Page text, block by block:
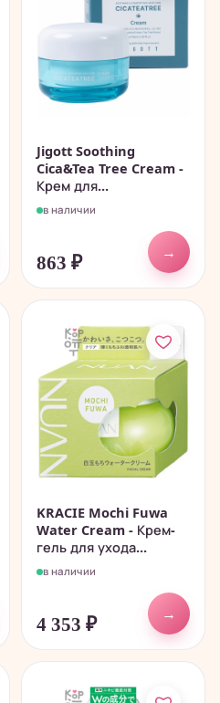
Jigott Soothing
Cica&Tea Tree Cream -
Крем для...
в наличии
863 ₽
→
KRACIE Mochi Fuwa
Water Cream - Крем-
гель для ухода...
в наличии
4 353 ₽
→